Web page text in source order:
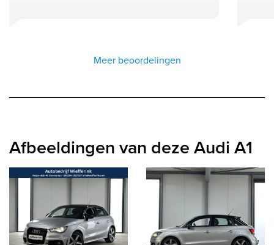
Meer beoordelingen
Afbeeldingen van deze Audi A1